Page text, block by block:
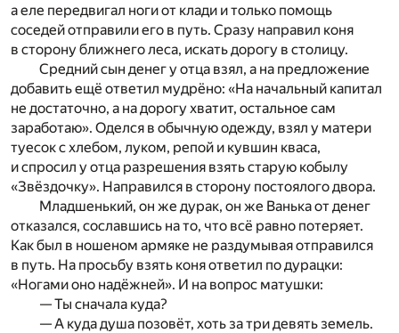
а еле передвигал ноги от клади и только помощь
соседей отправили его в путь. Сразу направил коня
в сторону ближнего леса, искать дорогу в столицу.
Средний сын денег у отца взял, а на предложение
добавить ещё ответил мудрёно: «На начальный капитал
не достаточно, а на дорогу хватит, остальное сам
заработаю». Оделся в обычную одежду, взял у матери
туесок с хлебом, луком, репой и кувшин кваса,
и спросил у отца разрешения взять старую кобылу
«Звёздочку». Направился в сторону постоялого двора.
Младшенький, он же дурак, он же Ванька от денег
отказался, сославшись на то, что всё равно потеряет.
Как был в ношеном армяке не раздумывая отправился
в путь. На просьбу взять коня ответил по дурацки:
«Ногами оно надёжней». И на вопрос матушки:
— Ты сначала куда?
— А куда душа позовёт, хоть за три девять земель.